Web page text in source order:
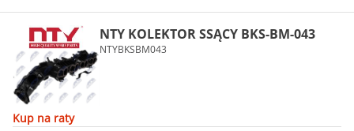
NTY KOLEKTOR SSĄCY BKS-BM-043
NTYBKSBM043
Kup na raty